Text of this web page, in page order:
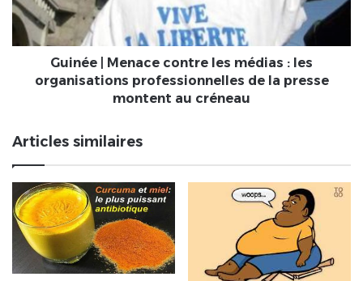
l'ECOVISA
:
les
organisations
professionnelles
au
créneau
Guinée | Menace contre les médias : les
organisations professionnelles de la presse
montent au créneau
Articles similaires